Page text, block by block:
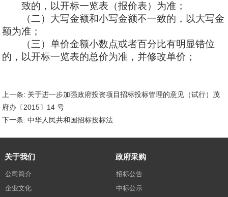
致的，以开标一览表（报价表）为准；
（二）大写金额和小写金额不一致的，以大写金
额为准；
（三）单价金额小数点或者百分比有明显错位
的，以开标一览表的总价为准，并修改单价；
上一条: 关于进一步加强政府投资项目招标投标管理的意见（试行）茂
府办〔2015〕14 号
下一条: 中华人民共和国招标投标法
关于我们
公司简介
企业文化
政府采购
招标公告
中标公示